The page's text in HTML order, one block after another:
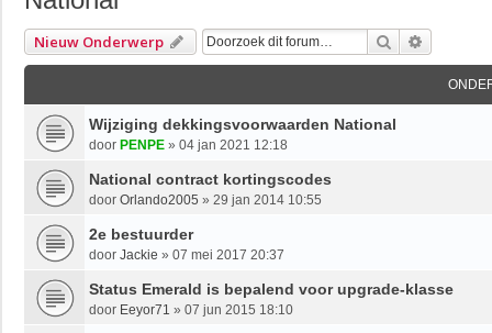
Nieuw Onderwerp Zoek
Wijziging dekkingsvoorwaarden National
door PENPE » 04 jan 2021 12:18
National contract kortingscodes
door Orlando2005 » 29 jan 2014 10:55
2e bestuurder
door Jackie » 07 mei 2017 20:37
Status Emerald is bepalend voor upgrade-klasse
door Eeyor71 » 07 jun 2015 18:10